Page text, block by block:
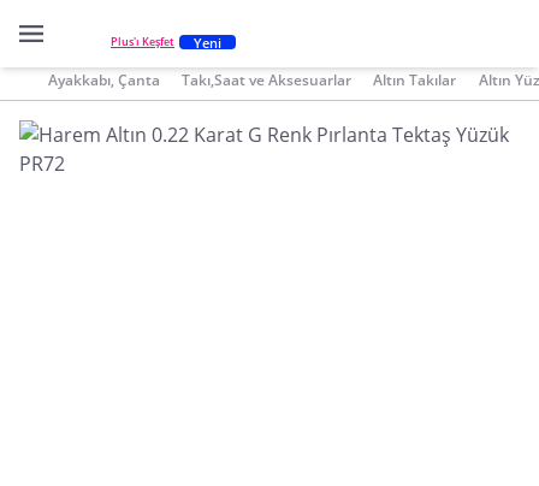
Plus'ı Keşfet Yeni
Ayakkabı, Çanta Takı,Saat ve Aksesuarlar Altın Takılar Altın